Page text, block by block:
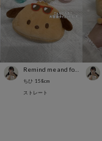
Remind me and forever
ちひ 158cm
ストレート